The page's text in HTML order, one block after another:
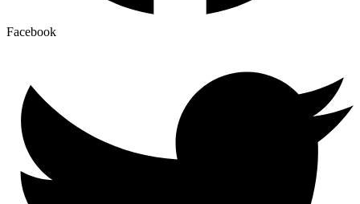
Facebook